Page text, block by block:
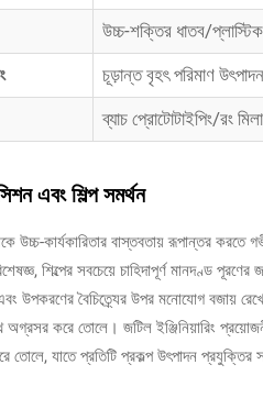
উচ্চ-শক্তির ধাতব/
চূড়ান্ত বৃহৎ পরিমাণ
ব্যাচ প্রোটোটাইপিং/রং
এবং শিল্প সমর্থন
উচ্চ-কার্যকারিতার বাস্তবতায় রূপান্তর
শিল্পের সবচেয়ে চাহিদাপূর্ণ মানদণ্ড
উপকরণের বৈচিত্র্যের উপর মনোযোগ বজায়
অগ্রসর করে তোলে। জটিল ইঞ্জিনিয়ারিং
তোলে, যাতে প্রতিটি প্রকল্প উৎপাদন